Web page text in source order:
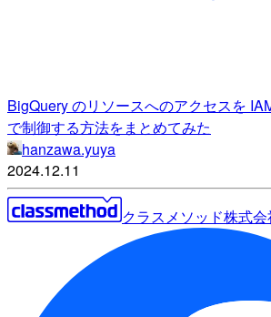
BigQuery のリソースへのアクセスを
で制御する方法をまとめてみた
hanzawa.yuya
2024.12.11
クラスメソッド株式会